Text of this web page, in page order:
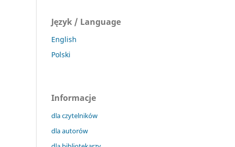
Język / Language
English
Polski
Informacje
dla czytelników
dla autorów